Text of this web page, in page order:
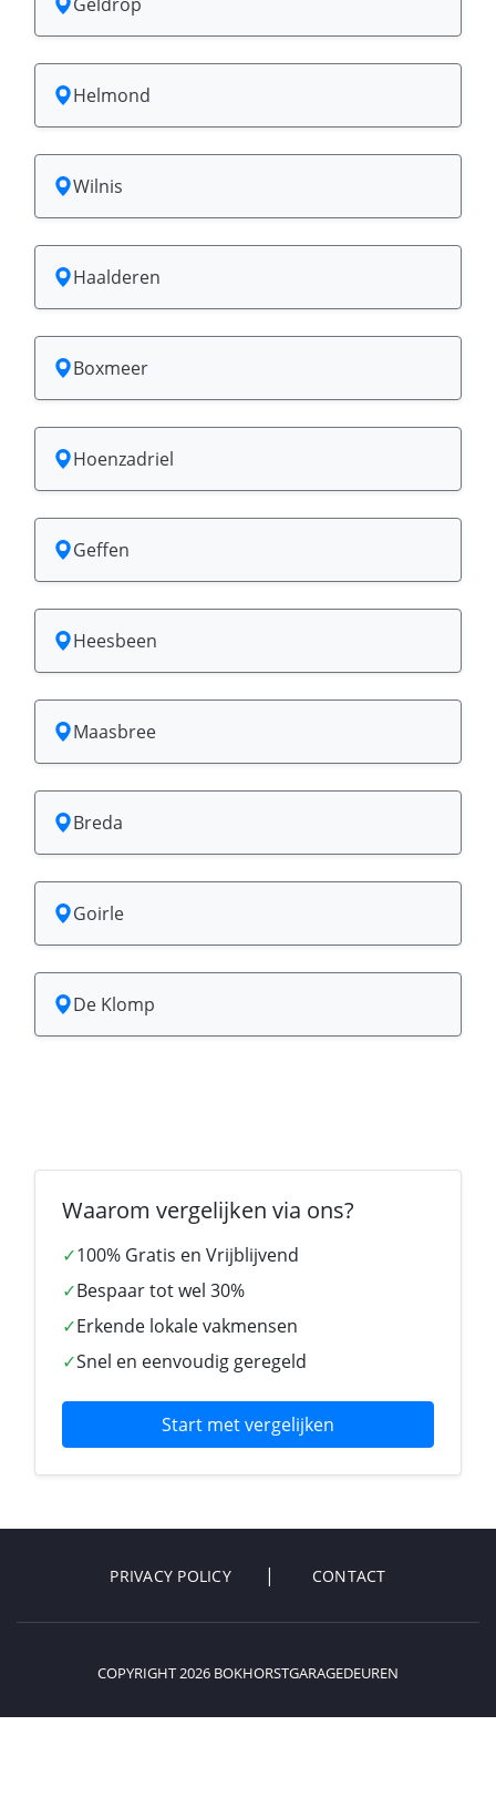
Helmond
Wilnis
Haalderen
Boxmeer
Hoenzadriel
Geffen
Heesbeen
Maasbree
Breda
Goirle
De Klomp
Waarom vergelijken via ons?
✓100% Gratis en Vrijblijvend
✓Bespaar tot wel 30%
✓Erkende lokale vakmensen
✓Snel en eenvoudig geregeld
Start met vergelijken
PRIVACY POLICY CONTACT
COPYRIGHT 2026 BOKHORSTGARAGEDEUREN